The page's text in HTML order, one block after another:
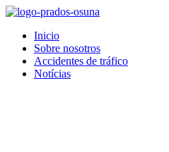
Inicio
Sobre nosotros
Accidentes de tráfico
Notícias